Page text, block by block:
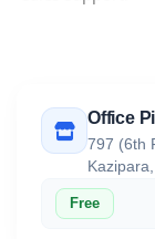
Office
797 (6th
Free